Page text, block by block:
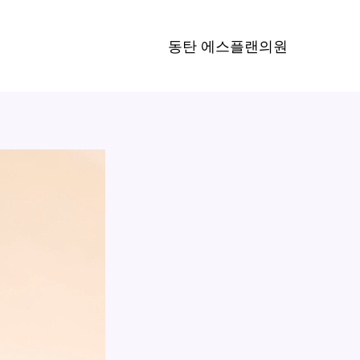
동탄 에스플랜의원